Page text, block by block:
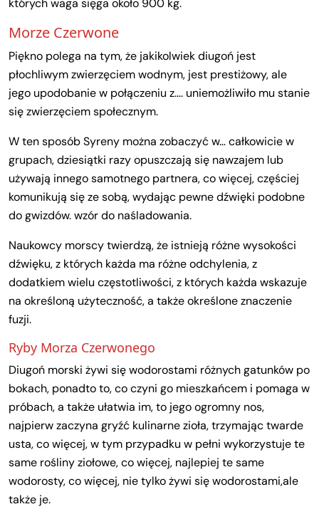
Morze Czerwone
Piękno polega na tym, że jakikolwiek diugoń jest
płochliwym zwierzęciem wodnym, jest prestiżowy, ale
jego upodobanie w połączeniu z…. uniemożliwiło mu stanie
się zwierzęciem społecznym.
W ten sposób Syreny można zobaczyć w… całkowicie w
grupach, dziesiątki razy opuszczają się nawzajem lub
używają innego samotnego partnera, co więcej, częściej
komunikują się ze sobą, wydając pewne dźwięki podobne
do gwizdów. wzór do naśladowania.
Naukowcy morscy twierdzą, że istnieją różne wysokości
dźwięku, z których każda ma różne odchylenia, z
dodatkiem wielu częstotliwości, z których każda wskazuje
na określoną użyteczność, a także określone znaczenie
fuzji.
Ryby Morza Czerwonego
Diugoń morski żywi się wodorostami różnych gatunków po
bokach, ponadto to, co czyni go mieszkańcem i pomaga w
próbach, a także ułatwia im, to jego ogromny nos,
najpierw zaczyna gryźć kulinarne zioła, trzymając twarde
usta, co więcej, w tym przypadku w pełni wykorzystuje te
same rośliny ziołowe, co więcej, najlepiej te same
wodorosty, co więcej, nie tylko żywi się wodorostami,ale
także je.